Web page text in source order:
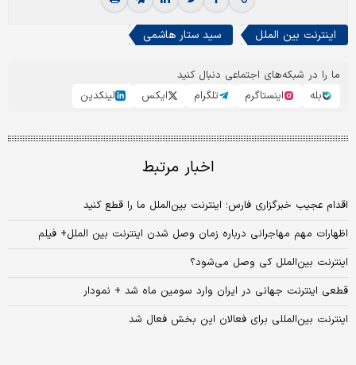
اینترنت بین الملل سید ستار هاشمی
ما را در شبکه‌های اجتماعی دنبال کنید
بله
اینستاگرم تلگرام ایکس لینکدین
اخبار مرتبط
اقدام عجیب خبرگزاری فارس؛ اینترنت بین‌الملل ما را قطع کنید
اظهارات مهم مهاجرانی درباره زمان وصل شدن اینترنت بین الملل+ فیلم
اینترنت بین‌الملل کی وصل می‌شود؟
قطعی اینترنت جهانی در ایران وارد سومین ماه شد + نمودار
اینترنت بین‌المللی برای فعالان این بخش فعال شد